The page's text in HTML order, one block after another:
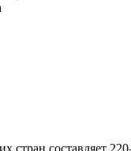
составляет